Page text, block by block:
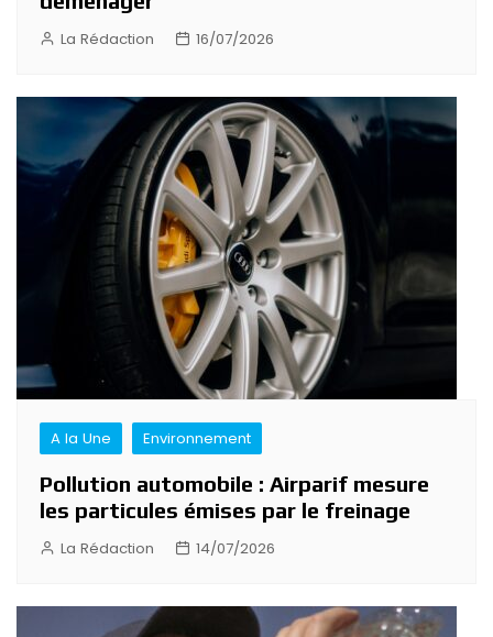
La Rédaction 16/07/2026
A la Une Environnement
Pollution automobile : Airparif mesure
les particules émises par le freinage
La Rédaction 14/07/2026